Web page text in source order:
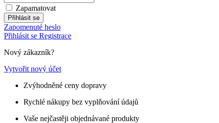
Zapamatovat
Přihlásit se
Zapomenuté heslo
Přihlásit se Registrace
Nový zákazník?
Vytvořit nový účet
Zvýhodněné ceny dopravy
Rychlé nákupy bez vyplňování údajů
Vaše nejčastěji objednávané produkty